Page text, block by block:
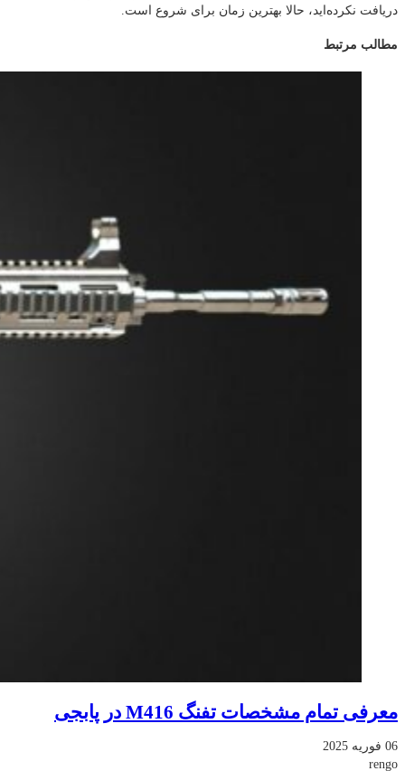
دریافت نکرده‌اید، حالا بهترین زمان برای شروع است.
مطالب مرتبط
معرفی تمام مشخصات تفنگ M416 در پابجی
06 فوریه 2025
rengo